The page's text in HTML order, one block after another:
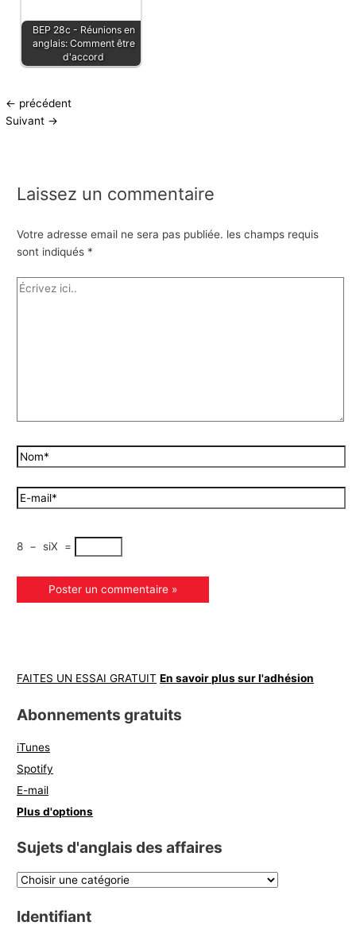
BEP 28c - Réunions en
anglais: Comment être
d'accord
← précédent
Suivant →
Laissez un commentaire
Votre adresse email ne sera pas publiée. les champs requis
sont indiqués *
8 − siX =
FAITES UN ESSAI GRATUIT En savoir plus sur l'adhésion
Abonnements gratuits
iTunes
Spotify
E-mail
Plus d'options
Sujets d'anglais des affaires
Identifiant